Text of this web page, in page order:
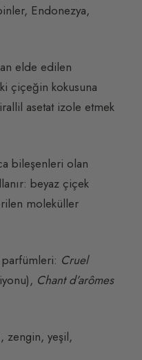
Endonezya,
elde edilen
çiçeğin kokusuna
asetat izole etmek
bileşenleri olan
beyaz çiçek
moleküller
parfümleri: Cruel
Chant d’arômes
zengin, yeşil,